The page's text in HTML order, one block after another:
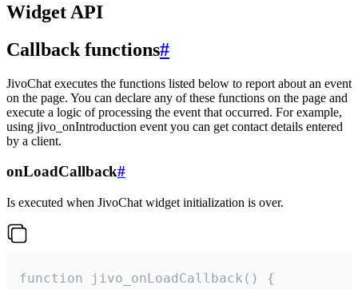
Widget API
Callback functions#
JivoChat executes the functions listed below to report about an event
on the page. You can declare any of these functions on the page and
execute a logic of processing the event that occurred. For example,
using jivo_onIntroduction event you can get contact details entered
by a client.
onLoadCallback#
Is executed when JivoChat widget initialization is over.
function jivo_onLoadCallback() {